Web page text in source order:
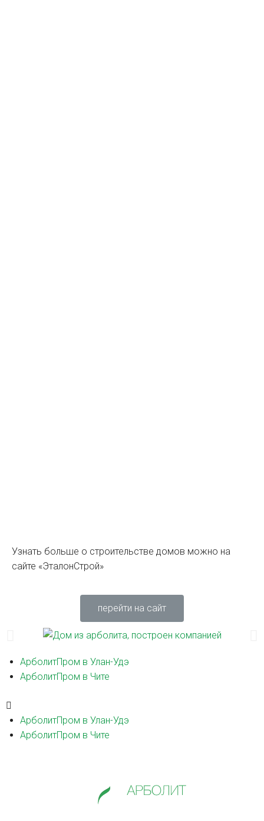
Узнать больше о строительстве домов можно на
сайте «ЭталонСтрой»
перейти на сайт
АрболитПром в Улан-Удэ
АрболитПром в Чите
АрболитПром в Улан-Удэ
АрболитПром в Чите